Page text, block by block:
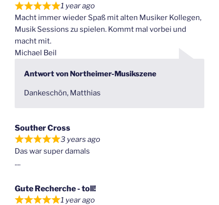
1 year ago
Macht immer wieder Spaß mit alten Musiker Kollegen,
Musik Sessions zu spielen. Kommt mal vorbei und
macht mit.
Michael Beil
Antwort von Northeimer-Musikszene
Dankeschön, Matthias
Souther Cross
3 years ago
Das war super damals
....
Gute Recherche - toll!
1 year ago